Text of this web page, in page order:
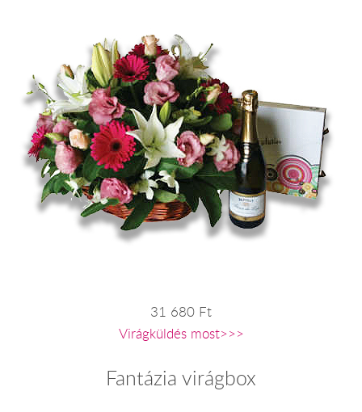
31 680 Ft
Virágküldés most>>>
Fantázia virágbox